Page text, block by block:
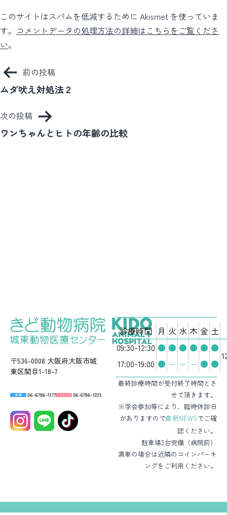
このサイトはスパムを低減するために Akismet を使っていま
す。 コメントデータの処理方法の詳細はこちらをご覧くださ
い。
投
稿
ビ
ゲ
前の投稿
ムダ吠え対処法２
次の投稿
ワンちゃんとヒトの年齢の比較
〒536-0008 大阪府大阪市城
東区関目1-18-7
診療時間 月 火 水 木 金 土
09:30-12:30 ● ● ● ● ● ●
17:00-19:00 ● − − − ● ●
最終診療時間が受付終了時間とさ
せて頂きます。
※学会参加等により、臨時休診日
がありますので最新NEWSでご確
認ください。
駐車場3台完備（病院前）
満車の場合は近隣のコインパーキ
ングをご利用ください。